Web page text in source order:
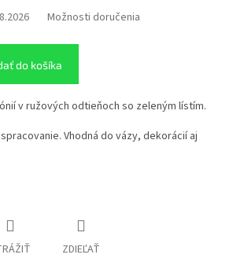
Možnosti doručenia
do košíka
v ružových odtieňoch so zeleným lístím.
Vhodná do vázy, dekorácií aj
ZDIEĽAŤ